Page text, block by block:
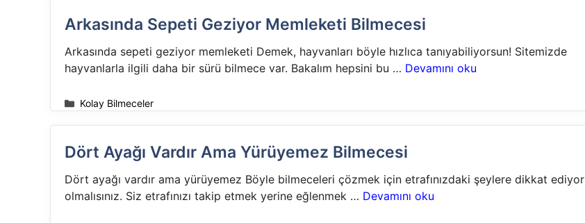
Arkasında Sepeti Geziyor Memleketi Bilmecesi
Arkasında sepeti geziyor memleketi Demek, hayvanları böyle hızlıca tanıyabiliyorsun! Sitemizde
hayvanlarla ilgili daha bir sürü bilmece var. Bakalım hepsini bu … Devamını oku
Kategoriler
Kolay Bilmeceler
Dört Ayağı Vardır Ama Yürüyemez Bilmecesi
Dört ayağı vardır ama yürüyemez Böyle bilmeceleri çözmek için etrafınızdaki şeylere dikkat ediyor
olmalısınız. Siz etrafınızı takip etmek yerine eğlenmek … Devamını oku